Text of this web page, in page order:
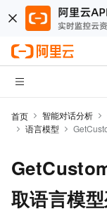
首页 智能对话分析
语言模型
取语言模